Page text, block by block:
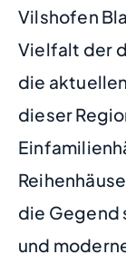
Vilshofen
Vielfalt der
die
dieser
die Gegend
und